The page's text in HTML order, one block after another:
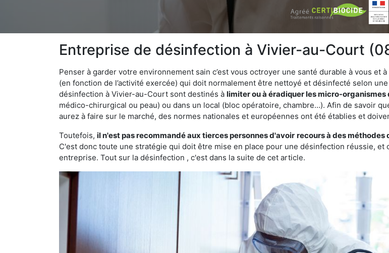
Entreprise de désinfection à Vivier-au-Court
Penser à garder votre environnement sain c’est vous octroyer une santé durable à vous
(en fonction de l’activité exercée) qui doit normalement être nettoyé et désinfecté selon
désinfection à Vivier-au-Court sont destinés à limiter ou à éradiquer les micro-organismes
médico-chirurgical ou peau) ou dans un local (bloc opératoire, chambre…). Afin de savoir
aurez à faire sur le marché, des normes nationales et européennes ont été établies et
Toutefois, il n'est pas recommandé aux tierces personnes d'avoir recours à des méthodes
C'est donc toute une stratégie qui doit être mise en place pour une désinfection réussie,
entreprise. Tout sur la désinfection , c'est dans la suite de cet article.